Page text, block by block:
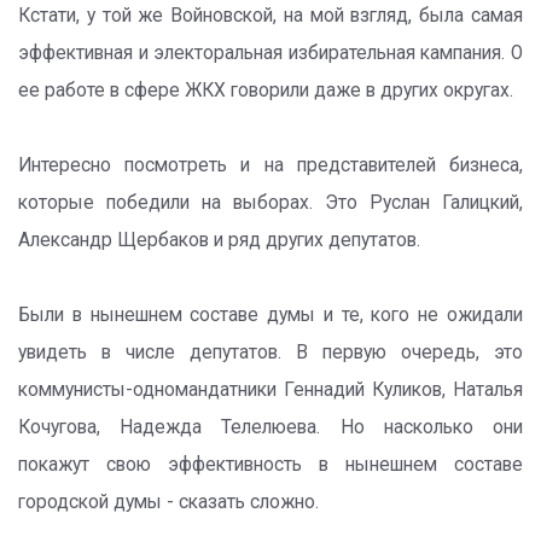
Кстати, у той же Войновской, на мой взгляд, была самая
эффективная и электоральная избирательная кампания. О
ее работе в сфере ЖКХ говорили даже в других округах.
Интересно посмотреть и на представителей бизнеса,
которые победили на выборах. Это Руслан Галицкий,
Александр Щербаков и ряд других депутатов.
Были в нынешнем составе думы и те, кого не ожидали
увидеть в числе депутатов. В первую очередь, это
коммунисты-одномандатники Геннадий Куликов, Наталья
Кочугова, Надежда Телелюева. Но насколько они
покажут свою эффективность в нынешнем составе
городской думы - сказать сложно.